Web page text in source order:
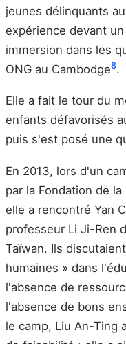
jeunes délinquants
expérience devant
immersion dans les
ONG au Cambodge8.
Elle a fait le tour du
enfants défavorisés
puis s'est posé une
En 2013, lors d'un
par la Fondation de
elle a rencontré Yan
professeur Li Ji-Ren
Taïwan. Ils
humaines » dans
l'absence de
l'absence de bons
le camp, Liu An-Ting